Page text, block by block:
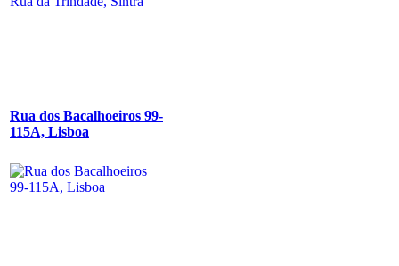
Rua dos Bacalhoeiros 99-
115A, Lisboa